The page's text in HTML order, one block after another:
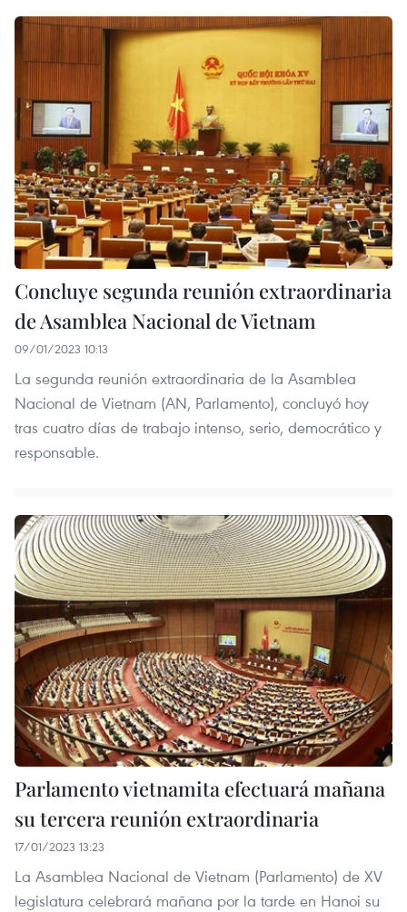
Concluye segunda reunión extraordinaria
de Asamblea Nacional de Vietnam
09/01/2023 10:13
La segunda reunión extraordinaria de la Asamblea
Nacional de Vietnam (AN, Parlamento), concluyó hoy
tras cuatro días de trabajo intenso, serio, democrático y
responsable.
Parlamento vietnamita efectuará mañana
su tercera reunión extraordinaria
17/01/2023 13:23
La Asamblea Nacional de Vietnam (Parlamento) de XV
legislatura celebrará mañana por la tarde en Hanoi su